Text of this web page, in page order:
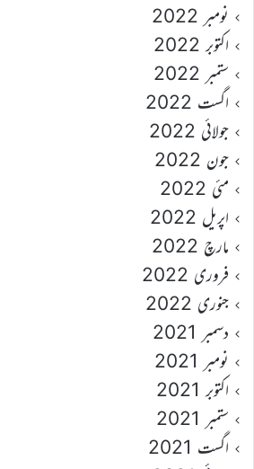
نومبر 2022
اکتوبر 2022
ستمبر 2022
اگست 2022
جولائی 2022
جون 2022
مئی 2022
اپریل 2022
مارچ 2022
فروری 2022
جنوری 2022
دسمبر 2021
نومبر 2021
اکتوبر 2021
ستمبر 2021
اگست 2021